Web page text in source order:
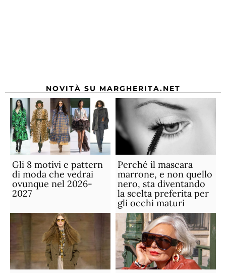
NOVITÀ SU MARGHERITA.NET
Gli 8 motivi e pattern
di moda che vedrai
ovunque nel 2026-
2027
Perché il mascara
marrone, e non quello
nero, sta diventando
la scelta preferita per
gli occhi maturi